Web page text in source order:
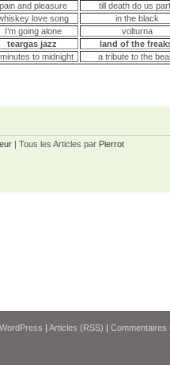
pain and pleasure
till death do us
love song
in the black
I’m going alone
volturna
teargas jazz
land of the
to midnight a tribute to the
| Tous les Articles par Pierrot
WordPress | Articles (RSS) | Commentaires